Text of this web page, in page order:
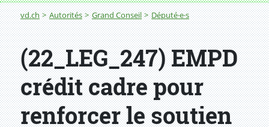
Fil d'Ariane
vd.ch Autorités Grand Conseil Député·e·s
(22_LEG_247) EMPD
crédit cadre pour
renforcer le soutien